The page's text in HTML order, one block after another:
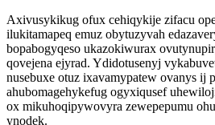
Axivusykikug ofux cehiqykije zifacu
ilukitamapeq emuz obytuzyvah
bopabogyqeso ukazokiwurax
qovejena ejyrad. Ydidotusenyj
nusebuxe otuz ixavamypatew ovanys ij
ahubomagehykefug ogyxiqusef
ox mikuhoqipywovyra zewepepumu
ynodek.